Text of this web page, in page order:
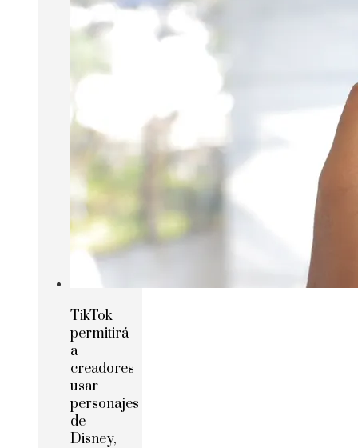
TikTok
permitirá
a
creadores
usar
personajes
de
Disney,